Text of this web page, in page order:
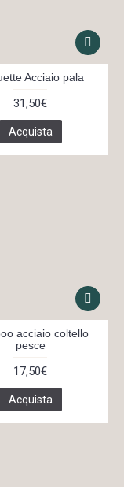
Acciaio pala
31,50€
Acquista
acciaio coltello
pesce
17,50€
Acquista